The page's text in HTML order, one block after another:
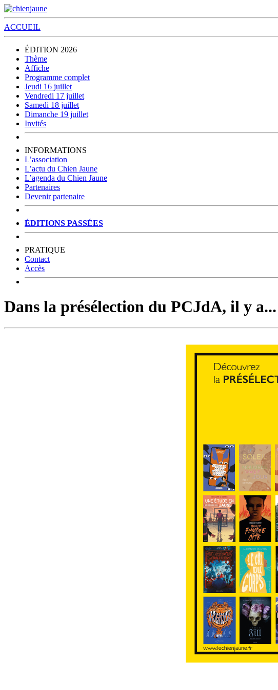
ACCUEIL
ÉDITION 2026
Thème
Affiche
Programme complet
Jeudi 16 juillet
Vendredi 17 juillet
Samedi 18 juillet
Dimanche 19 juillet
Invités
INFORMATIONS
L’association
L’actu du Chien Jaune
L’agenda du Chien Jaune
Partenaires
Devenir partenaire
ÉDITIONS PASSÉES
PRATIQUE
Contact
Accès
Dans la présélection du PCJdA, il y